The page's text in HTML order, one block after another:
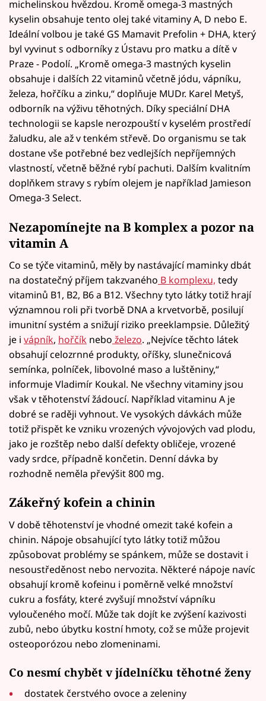
michelinskou hvězdou. Kromě omega-3 mastných
kyselin obsahuje tento olej také vitaminy A, D nebo E.
Ideální volbou je také GS Mamavit Prefolin + DHA, který
byl vyvinut s odborníky z Ústavu pro matku a dítě v
Praze - Podolí. „Kromě omega-3 mastných kyselin
obsahuje i dalších 22 vitaminů včetně jódu, vápníku,
železa, hořčíku a zinku,“ doplňuje MUDr. Karel Metyš,
odborník na výživu těhotných. Díky speciální DHA
technologii se kapsle nerozpouští v kyselém prostředí
žaludku, ale až v tenkém střevě. Do organismu se tak
dostane vše potřebné bez vedlejších nepříjemných
vlastností, včetně běžné rybí pachuti. Dalším kvalitním
doplňkem stravy s rybím olejem je například Jamieson
Omega-3 Select.
Nezapomínejte na B komplex a pozor na
vitamin A
Co se týče vitaminů, měly by nastávající maminky dbát
na dostatečný příjem takzvaného B komplexu, tedy
vitaminů B1, B2, B6 a B12. Všechny tyto látky totiž hrají
významnou roli při tvorbě DNA a krvetvorbě, posilují
imunitní systém a snižují riziko preeklampsie. Důležitý
je i vápník, hořčík nebo železo. „Nejvíce těchto látek
obsahují celozrnné produkty, oříšky, slunečnicová
semínka, polníček, libovolné maso a luštěniny,“
informuje Vladimír Koukal. Ne všechny vitaminy jsou
však v těhotenství žádoucí. Například vitaminu A je
dobré se raději vyhnout. Ve vysokých dávkách může
totiž přispět ke vzniku vrozených vývojových vad plodu,
jako je rozštěp nebo další defekty obličeje, vrozené
vady srdce, případně končetin. Denní dávka by
rozhodně neměla převýšit 800 mg.
Zákeřný kofein a chinin
V době těhotenství je vhodné omezit také kofein a
chinin. Nápoje obsahující tyto látky totiž můžou
způsobovat problémy se spánkem, může se dostavit i
nesoustředěnost nebo nervozita. Některé nápoje navíc
obsahují kromě kofeinu i poměrně velké množství
cukru a fosfáty, které zvyšují množství vápníku
vyloučeného močí. Může tak dojít ke zvýšení kazivosti
zubů, nebo úbytku kostní hmoty, což se může projevit
osteoporózou nebo zlomeninami.
Co nesmí chybět v jídelníčku těhotné ženy
dostatek čerstvého ovoce a zeleniny